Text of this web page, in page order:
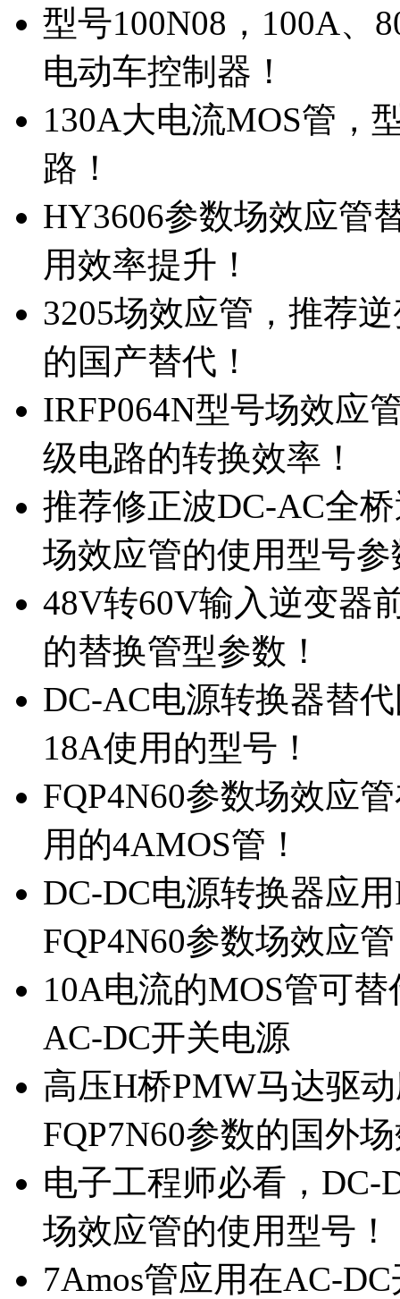
型号100N08，100A、
电动车控制器！
130A大电流MOS管，
路！
HY3606参数场效应管
用效率提升！
3205场效应管，推荐
的国产替代！
IRFP064N型号场效应
级电路的转换效率！
推荐修正波DC-AC全
场效应管的使用型号参
48V转60V输入逆变器
的替换管型参数！
DC-AC电源转换器替
18A使用的型号！
FQP4N60参数场效应
用的4AMOS管！
DC-DC电源转换器应
FQP4N60参数场效应
10A电流的MOS管可
AC-DC开关电源
高压H桥PMW马达驱
FQP7N60参数的国外
电子工程师必看，DC-
场效应管的使用型号！
7Amos管应用在AC-